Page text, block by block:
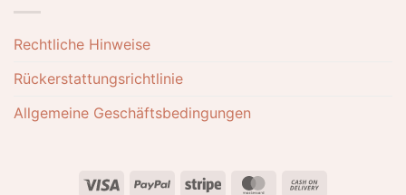
Rechtliche Hinweise
Rückerstattungsrichtlinie
Allgemeine Geschäftsbedingungen
Visa PayPal Stripe MasterCard